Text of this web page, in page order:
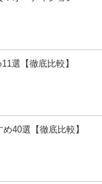
選【徹底比較】
40選【徹底比較】